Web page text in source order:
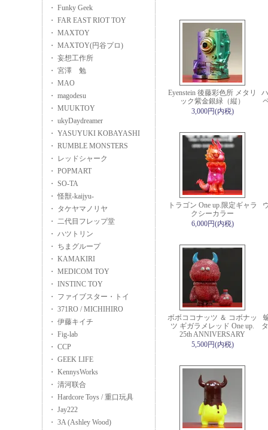
・ Funky Geek
・ FAR EAST RIOT TOY
・ MAXTOY
・ MAXTOY(円谷プロ)
・ 妄想工作所
・ 宮澤 勉
・ MAO
・ magodesu
・ MUUKTOY
・ ukyDaydreamer
・ YASUYUKI KOBAYASHI
・ RUMBLE MONSTERS
・ レッドシャーク
・ POPMART
・ SO-TA
・ 怪獣-kaijyu-
・ タケヤマノリヤ
・ 二代目フレップ堂
・ ハツトリン
・ ちまグループ
・ KAMAKIRI
・ MEDICOM TOY
・ INSTINC TOY
・ ファイブスター・トイ
・ 371RO / MICHIHIRO
・ 伊藤キイチ
・ Fig-lab
・ CCP
・ GEEK LIFE
・ KennysWorks
・ 清河联合
・ Hardcore Toys / 重口玩具
・ Jay222
・ 3A (Ashley Wood)
Eyenstein 後藤彩色所 メタリ
ック紫金銀緑（縦）
3,000円(内税)
トラゴン One up.限定ギャラ
クシーカラー
6,000円(内税)
ボボココナッツ ＆ コボナッ
ツ ギガラメレッド One up.
25th ANNIVERSARY
5,500円(内税)